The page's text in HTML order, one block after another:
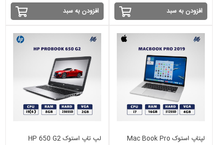
افزودن به سبد افزودن به سبد
لپتاپ استوک Mac Book Pro
لپ تاپ استوک HP 650 G2